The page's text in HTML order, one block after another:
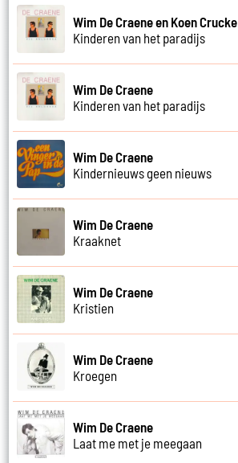
Wim De Craene en Koen Crucke
Kinderen van het paradijs
Wim De Craene
Kinderen van het paradijs
Wim De Craene
Kindernieuws geen nieuws
Wim De Craene
Kraaknet
Wim De Craene
Kristien
Wim De Craene
Kroegen
Wim De Craene
Laat me met je meegaan